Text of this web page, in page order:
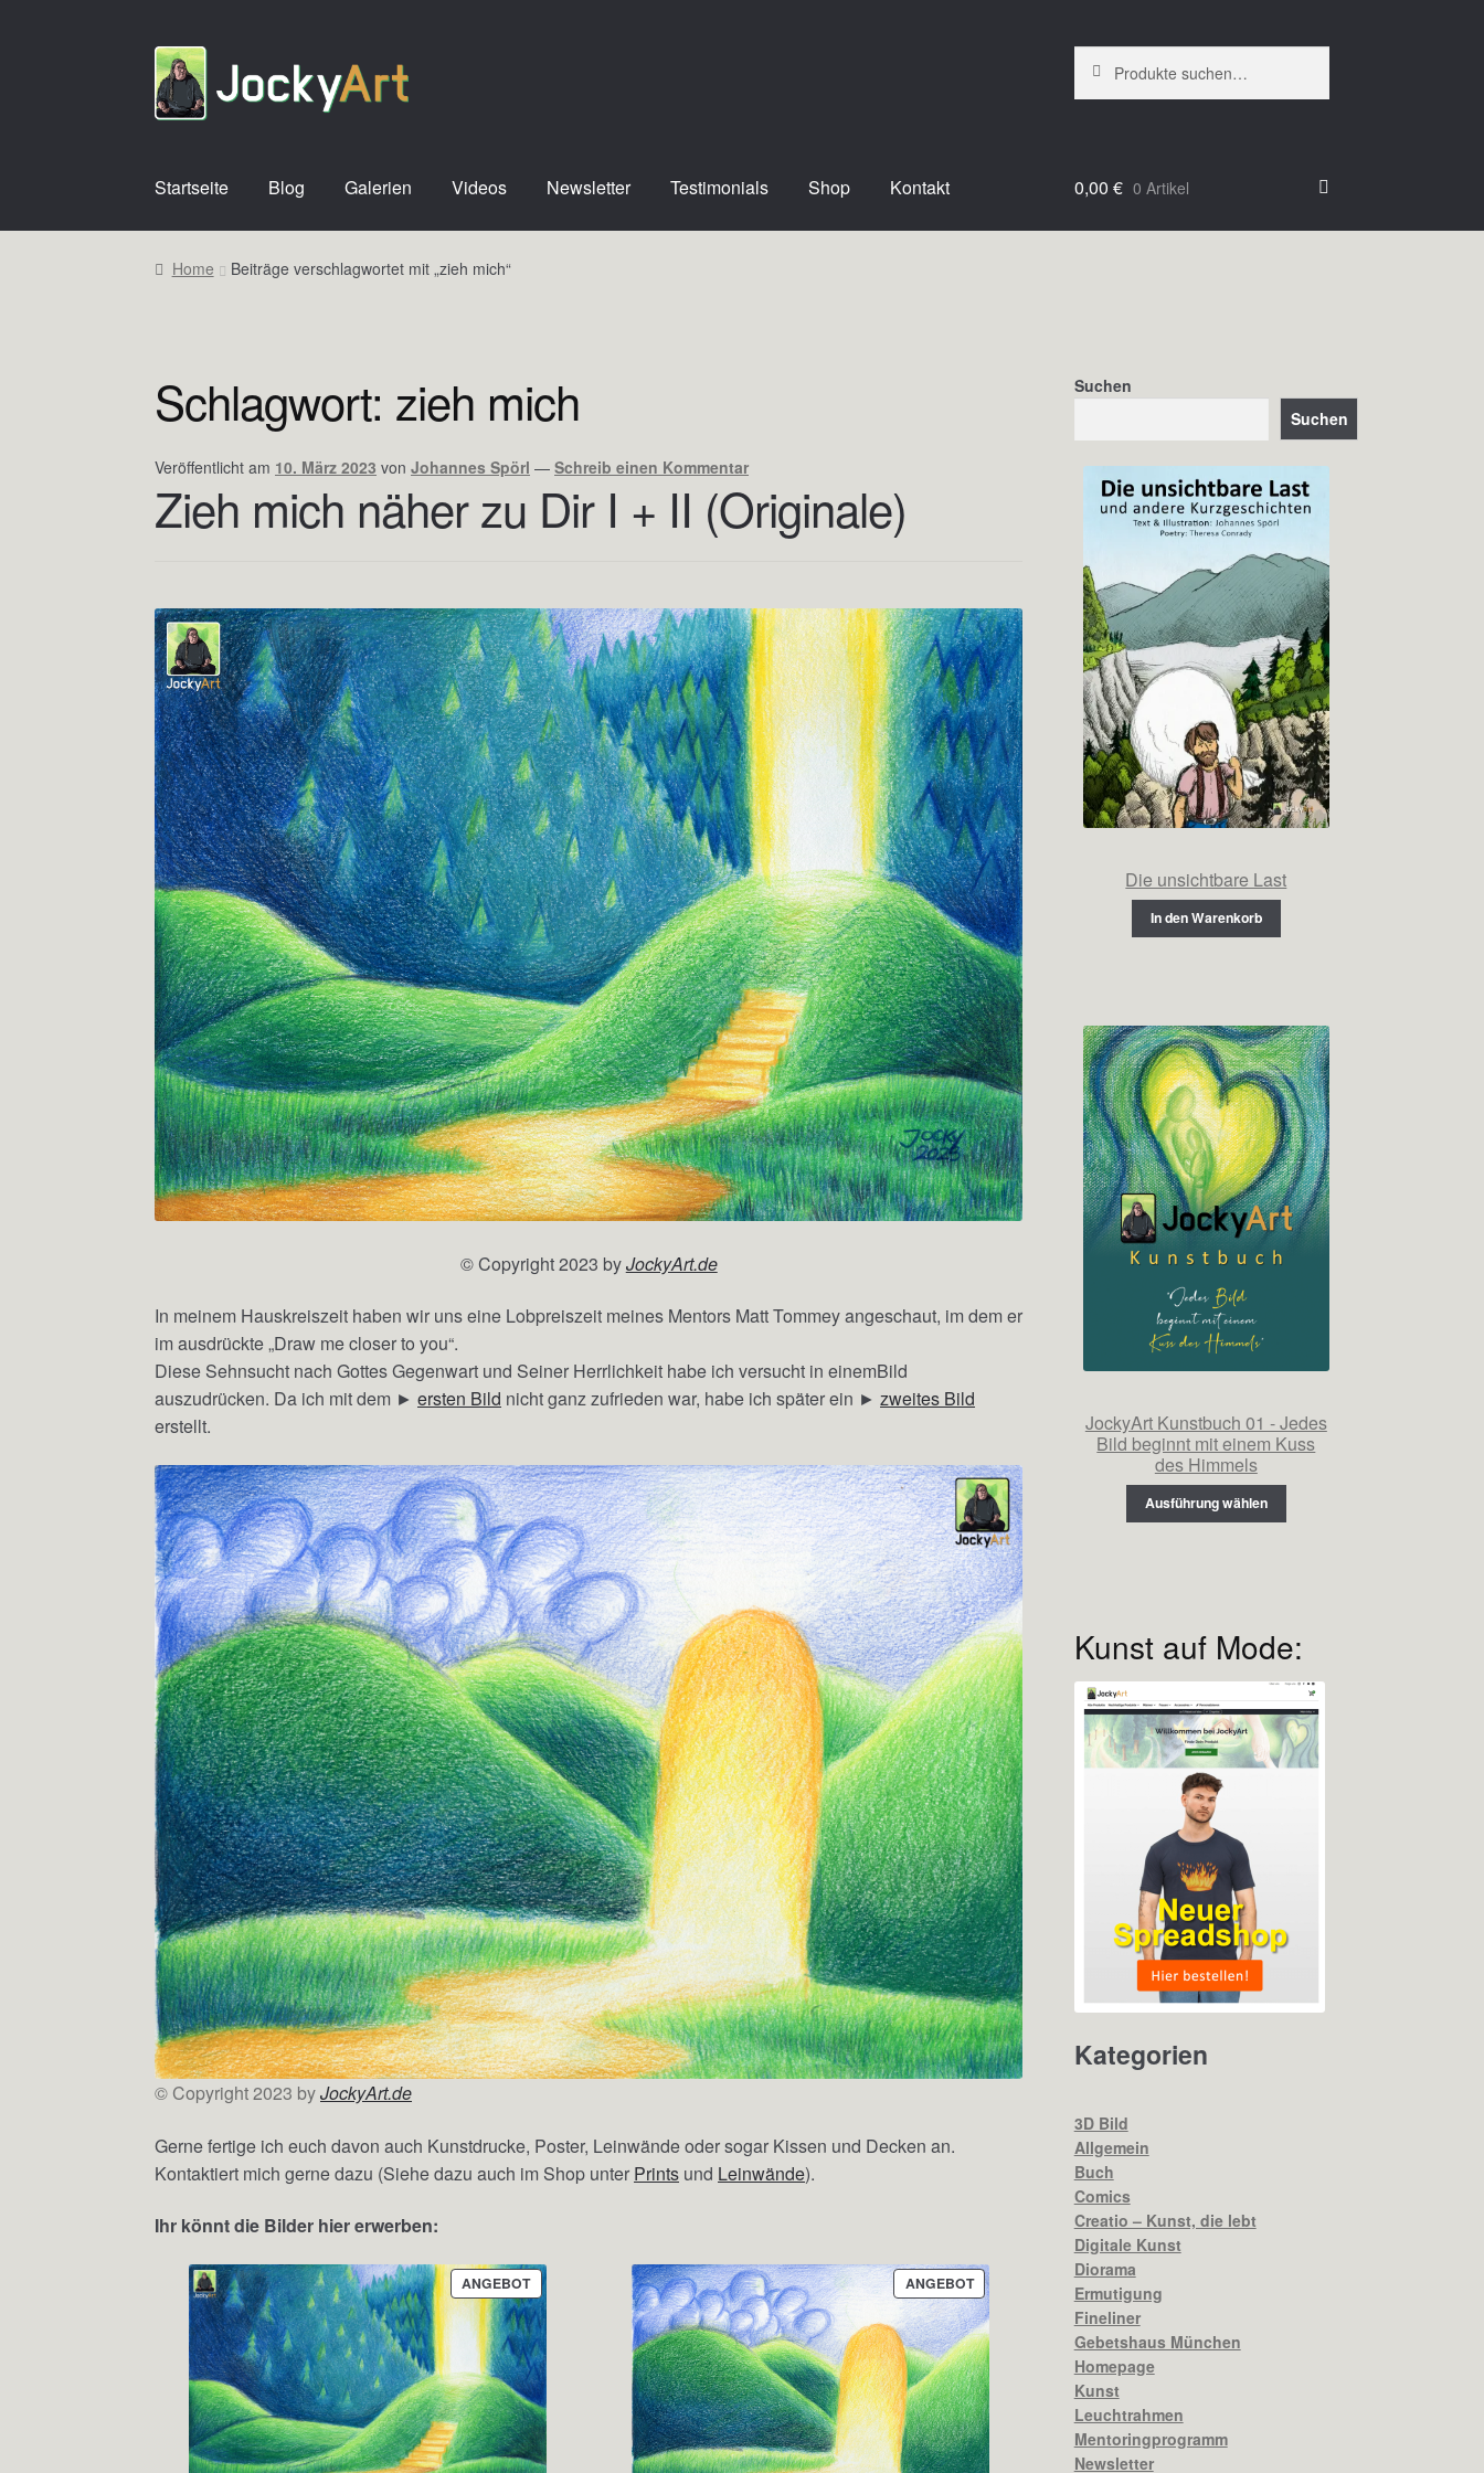
Zur
Navigation
springen
Zum
Inhalt
springen
nach:
Startseite Blog Galerien Videos Newsletter Testimonials Shop Kontakt 0,00 € 0 Artikel
Home Beiträge verschlagwortet mit „zieh mich“
Schlagwort: zieh mich
Veröffentlicht am 10. März 2023 vonJohannes Spörl —Schreib einen Kommentar
Zieh mich näher zu Dir I + II (Originale)
© Copyright 2023 byJockyArt.de
In meinem Hauskreiszeit haben wir uns eine Lobpreiszeit meines Mentors Matt Tommey angeschaut, im dem er
im ausdrückte „Draw me closer to you“.
Diese Sehnsucht nach Gottes Gegenwart und Seiner Herrlichkeit habe ich versucht in einemBild
auszudrücken. Da ich mit dem ►ersten Bild nicht ganz zufrieden war, habe ich später ein ►zweites Bild
erstellt.
© Copyright 2023 byJockyArt.de
Gerne fertige ich euch davon auch Kunstdrucke, Poster, Leinwände oder sogar Kissen und Decken an.
Kontaktiert mich gerne dazu (Siehe dazu auch im Shop unter Prints und Leinwände).
Ihr könnt die Bilder hier erwerben:
ANGEBOTPRODUKT
IM
ANGEBOT
ANGEBOTPRODUKT
IM
ANGEBOT
Suchen
Suchen
Die unsichtbare Last
In den Warenkorb
JockyArt Kunstbuch 01 - Jedes
Bild beginnt mit einem Kuss
des Himmels
Ausführung wählen
Kunst auf Mode:
Kategorien
3D Bild
Allgemein
Buch
Comics
Creatio – Kunst, die lebt
Digitale Kunst
Diorama
Ermutigung
Fineliner
Gebetshaus München
Homepage
Kunst
Leuchtrahmen
Mentoringprogramm
Newsletter